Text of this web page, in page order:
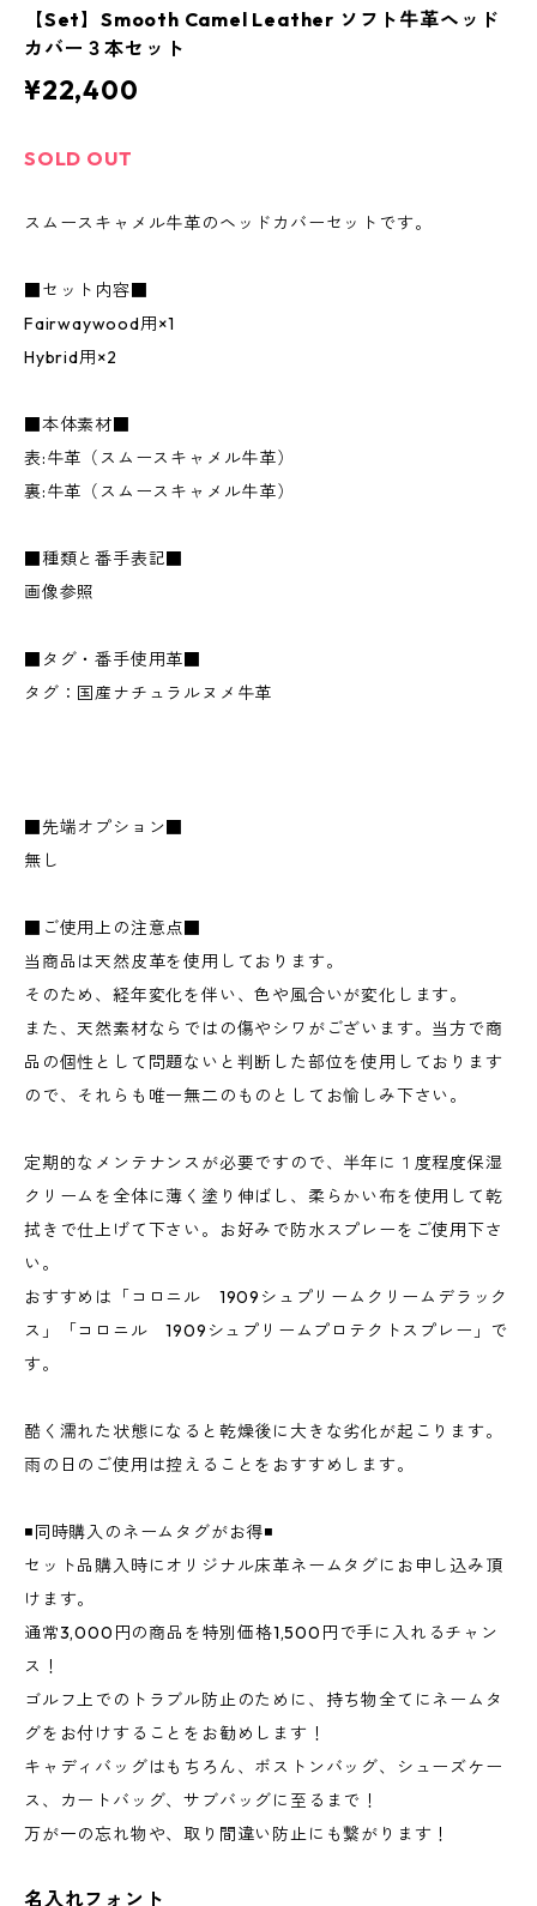
【Set】Smooth Camel Leather ソフト牛革ヘッド
カバー３本セット
¥22,400
SOLD OUT
スムースキャメル牛革のヘッドカバーセットです。
■セット内容■
Fairwaywood用×1
Hybrid用×2
■本体素材■
表:牛革（スムースキャメル牛革）
裏:牛革（スムースキャメル牛革）
■種類と番手表記■
画像参照
■タグ・番手使用革■
タグ：国産ナチュラルヌメ牛革
■先端オプション■
無し
■ご使用上の注意点■
当商品は天然皮革を使用しております。
そのため、経年変化を伴い、色や風合いが変化します。
また、天然素材ならではの傷やシワがございます。当方で商
品の個性として問題ないと判断した部位を使用しております
ので、それらも唯一無二のものとしてお愉しみ下さい。
定期的なメンテナンスが必要ですので、半年に１度程度保湿
クリームを全体に薄く塗り伸ばし、柔らかい布を使用して乾
拭きで仕上げて下さい。お好みで防水スプレーをご使用下さ
い。
おすすめは「コロニル 1909シュプリームクリームデラック
ス」「コロニル 1909シュプリームプロテクトスプレー」で
す。
酷く濡れた状態になると乾燥後に大きな劣化が起こります。
雨の日のご使用は控えることをおすすめします。
◾️同時購入のネームタグがお得◾️
セット品購入時にオリジナル床革ネームタグにお申し込み頂
けます。
通常3,000円の商品を特別価格1,500円で手に入れるチャン
ス！
ゴルフ上でのトラブル防止のために、持ち物全てにネームタ
グをお付けすることをお勧めします！
キャディバッグはもちろん、ボストンバッグ、シューズケー
ス、カートバッグ、サブバッグに至るまで！
万が一の忘れ物や、取り間違い防止にも繋がります！
名入れフォント